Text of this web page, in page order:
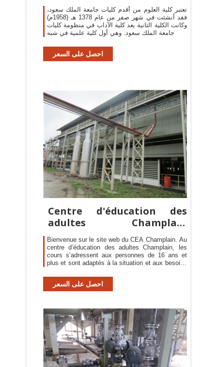
تعتبر كلية العلوم من أقدم كليات جامعة الملك سعود،
فقد أنشئت في شهر صفر من عام 1378 هـ (1958م)
وكانت الكلية الثانية بعد كلية الآداب في منظومة كليات
جامعة الملك سعود. وهي أول كلية علمية في شبه
احصل على السعر
Centre d'éducation des
adultes Champlain
(Verdun)
Bienvenue sur le site web du CEA Champlain. Au
centre d’éducation des adultes Champlain, les
cours s’adressent aux personnes de 16 ans et
plus et sont adaptés à la situation et aux besoins
d’un diplôme d’études.
احصل على السعر